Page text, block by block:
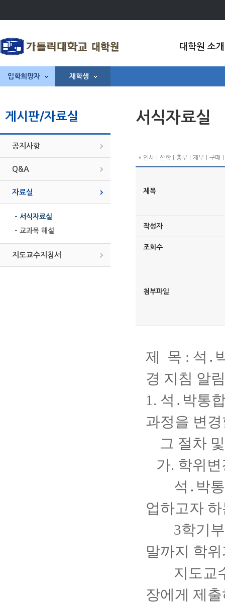
대학원 소개
입학희망자 재학생
게시판/자료실
공지사항
Q&A
자료실
- 서식자료실
- 교과목 해설
지도교수지침서
서식자료실
* 인사ㅣ산학ㅣ총무ㅣ재무ㅣ구매
제목
작성자
조회수
첨부파일
제 목 : 석․
경 지침 알림
1. 석․박통
과정을 변
그 절차
가. 학위변
석․박
업하고자
3학기
말까지 학
지도교
장에게 제